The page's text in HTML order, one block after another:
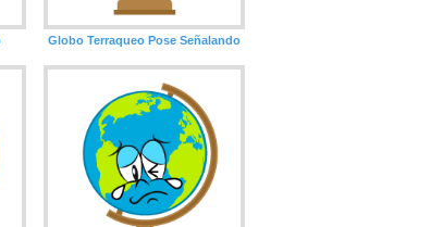
Globo Terraqueo Pose Señalando